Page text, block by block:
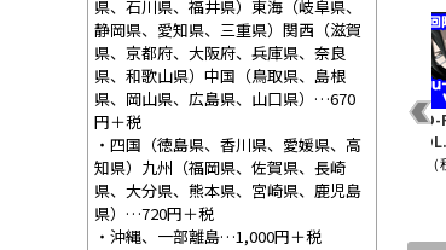
県、石川県、福井県）東海（岐阜県、
静岡県、愛知県、三重県）関西（滋賀
県、京都府、大阪府、兵庫県、奈良
県、和歌山県）中国（鳥取県、島根
県、岡山県、広島県、山口県）…670
円＋税
・四国（徳島県、香川県、愛媛県、高
知県）九州（福岡県、佐賀県、長崎
県、大分県、熊本県、宮崎県、鹿児島
県）…720円＋税
・沖縄、一部離島…1,000円＋税
PSYCHO-PASS -サイコ
パス- VOL.7 初回限定..
¥7,370（税込）
パス- VOL.6 初回限定..
¥7,370（税込）
パス-
¥6,270（